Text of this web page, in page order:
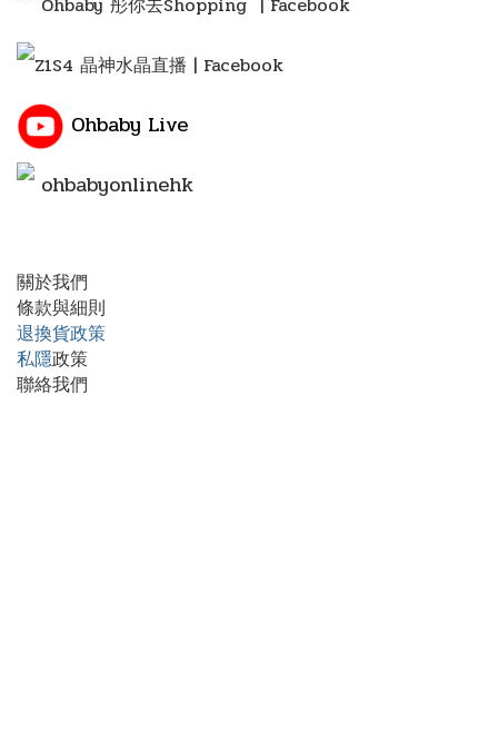
Z1S4 晶神水晶直播 | Facebook
Ohbaby Live
ohbabyonlinehk
關於我們
條款與細則
退換貨政策
私隱政策
聯絡我們